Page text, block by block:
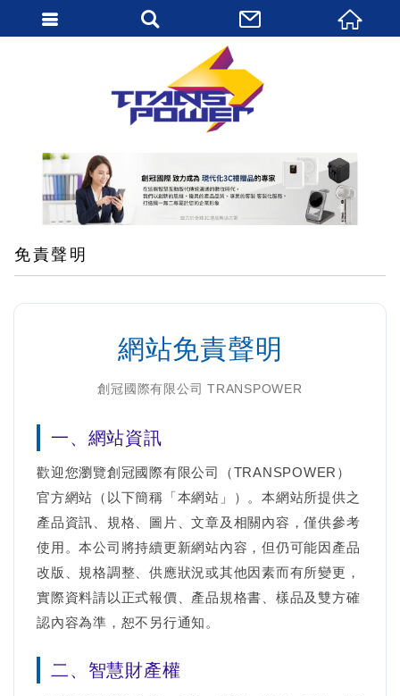
免責聲明
網站免責聲明
創冠國際有限公司 TRANSPOWER
一、網站資訊
歡迎您瀏覽創冠國際有限公司（TRANSPOWER）
官方網站（以下簡稱「本網站」）。本網站所提供之
產品資訊、規格、圖片、文章及相關內容，僅供參考
使用。本公司將持續更新網站內容，但仍可能因產品
改版、規格調整、供應狀況或其他因素而有所變更，
實際資料請以正式報價、產品規格書、樣品及雙方確
認內容為準，恕不另行通知。
二、智慧財產權
繁體中文